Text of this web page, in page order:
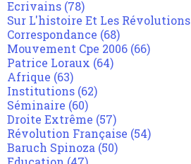
Ecrivains (78)
Sur L'histoire Et Les Révolutions
Correspondance (68)
Mouvement Cpe 2006 (66)
Patrice Loraux (64)
Afrique (63)
Institutions (62)
Séminaire (60)
Droite Extrême (57)
Révolution Française (54)
Baruch Spinoza (50)